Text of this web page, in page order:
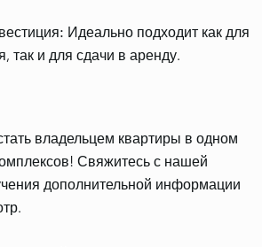
Идеально подходит как для
так и для сдачи в аренду.
владельцем квартиры в одном
Свяжитесь с нашей
дополнительной информации